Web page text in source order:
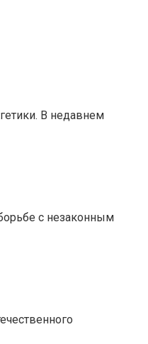
В недавнем
с незаконным